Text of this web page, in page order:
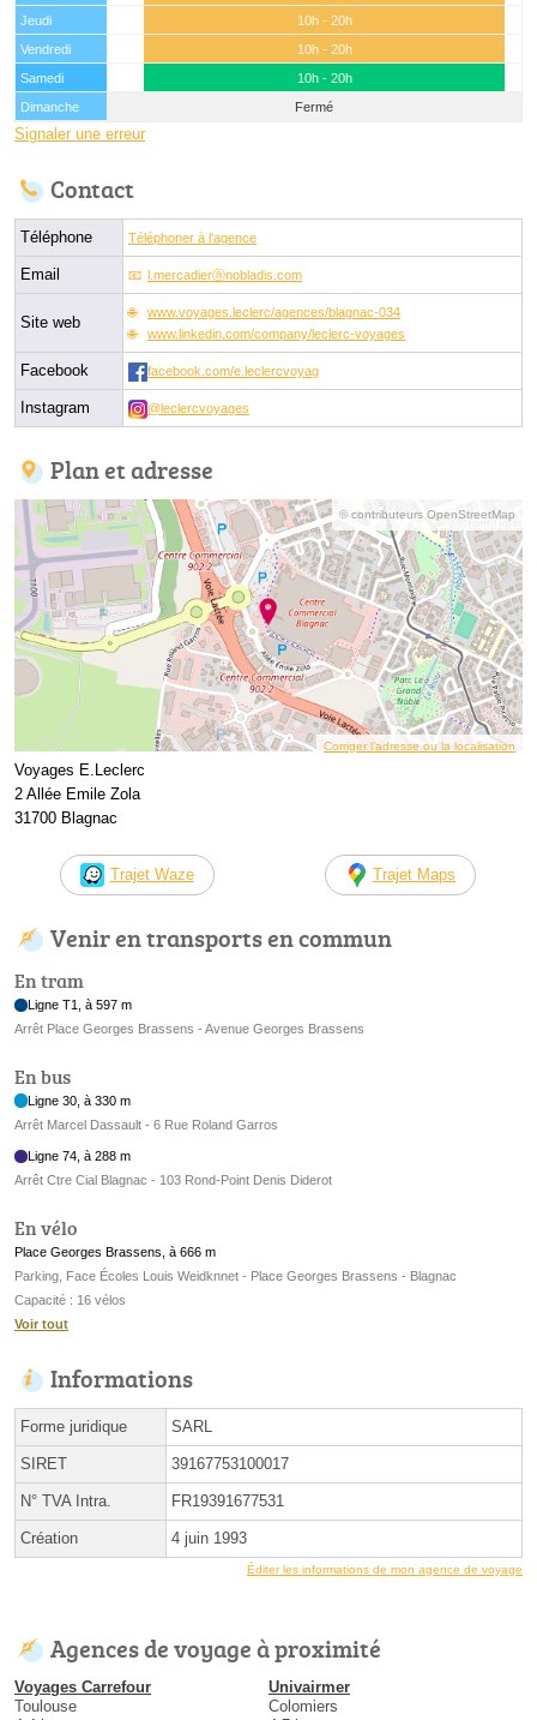
Jeudi
10h - 20h
Vendredi
10h - 20h
Samedi
10h - 20h
Dimanche
Fermé
Signaler une erreur
Contact
Téléphone Téléphoner à l'agence
Email l.mercadierⓐnobladis.com
Site web
www.voyages.leclerc/agences/blagnac-034
www.linkedin.com/company/leclerc-voyages
Facebook facebook.com/e.leclercvoyag
Instagram @leclercvoyages
Plan et adresse
© contributeurs OpenStreetMap
Corriger l’adresse ou la localisation
Voyages E.Leclerc
2 Allée Emile Zola
31700 Blagnac
Trajet Waze Trajet Maps
Venir en transports en commun
En tram
Ligne T1, à 597 m
Arrêt Place Georges Brassens - Avenue Georges Brassens
En bus
Ligne 30, à 330 m
Arrêt Marcel Dassault - 6 Rue Roland Garros
Ligne 74, à 288 m
Arrêt Ctre Cial Blagnac - 103 Rond-Point Denis Diderot
En vélo
Place Georges Brassens, à 666 m
Parking, Face Écoles Louis Weidknnet - Place Georges Brassens - Blagnac
Capacité : 16 vélos
Voir tout
Informations
Forme juridique SARL
SIRET 39167753100017
N° TVA Intra. FR19391677531
Création 4 juin 1993
Éditer les informations de mon agence de voyage
Agences de voyage à proximité
Voyages Carrefour
Toulouse
Univairmer
Colomiers